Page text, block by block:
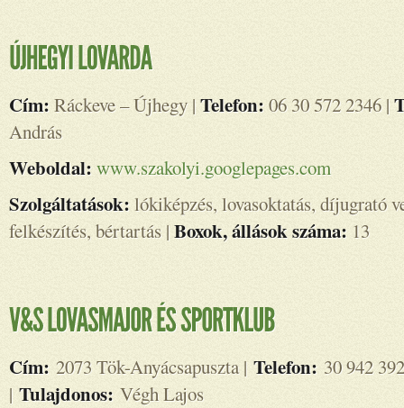
Cím: Ráckeve – Újhegy |Telefon: 06 30 572 2346 |
András
Weboldal: www.szakolyi.googlepages.com
Szolgáltatások: lókiképzés, lovasoktatás, díjugrató
felkészítés, bértartás |Boxok, állások száma: 13
Cím: 2073 Tök-Anyácsapuszta | Telefon: 30 942
| Tulajdonos: Végh Lajos